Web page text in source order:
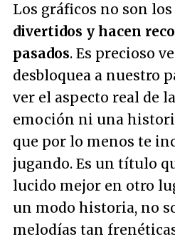
Los gráficos no son
divertidos y hacen
pasados. Es precioso
desbloquea a nuestro
ver el aspecto real de
emoción ni una
que por lo menos te
jugando. Es un título
lucido mejor en otro
un modo historia, no
melodías tan